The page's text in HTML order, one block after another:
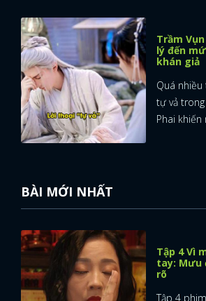
Trầm
lý đến
khán giả
Quá
tự vả
Phai khiến
BÀI MỚI NHẤT
Tập 4 Vì
tay: Mưu
rõ
Tập 4